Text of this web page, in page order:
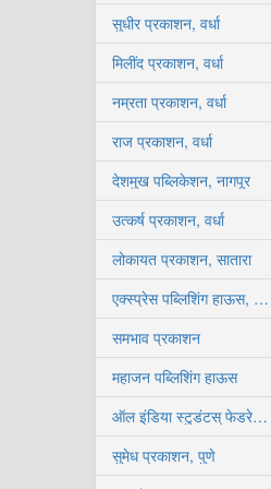
सुधीर प्रकाशन, वर्धा
मिलींद प्रकाशन, वर्धा
नम्रता प्रकाशन, वर्धा
राज प्रकाशन, वर्धा
देशमुख पब्लिकेशन, नागपूर
उत्कर्ष प्रकाशन, वर्धा
लोकायत प्रकाशन, सातारा
एक्स्प्रेस पब्लिशिंग हाऊस, कोल्हापूर
समभाव प्रकाशन
महाजन पब्लिशिंग हाऊस
ऑल इंडिया स्टुडंटस् फेडरेशन, कोल्हापूर
सुमेध प्रकाशन, पुणे